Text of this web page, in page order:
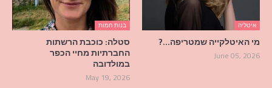
איטליה
מי האיטלקייה שמטריפה…?
June 05, 2026
בנות חמות
סטלה: כוכבת הרשתות
החברתיות מחיי הכפר
במולדובה
May 19, 2026